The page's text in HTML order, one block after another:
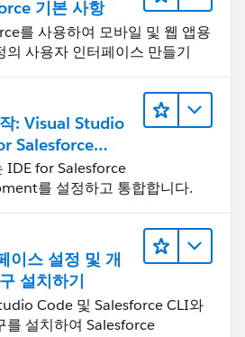
기본 사항
를 사용하여 모바일 및 웹 앱용
의 사용자 인터페이스 만들기
: Visual Studio
Salesforce
IDE for Salesforce
를 설정하고 통합합니다.
이스 설정 및 개
설치하기
Code 및 Salesforce CLI와
를 설치하여 Salesforce